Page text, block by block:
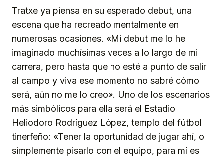
Tratxe ya piensa en su esperado debut, una
escena que ha recreado mentalmente en
numerosas ocasiones. «Mi debut me lo he
imaginado muchísimas veces a lo largo de mi
carrera, pero hasta que no esté a punto de salir
al campo y viva ese momento no sabré cómo
será, aún no me lo creo». Uno de los escenarios
más simbólicos para ella será el Estadio
Heliodoro Rodríguez López, templo del fútbol
tinerfeño: «Tener la oportunidad de jugar ahí, o
simplemente pisarlo con el equipo, para mí es